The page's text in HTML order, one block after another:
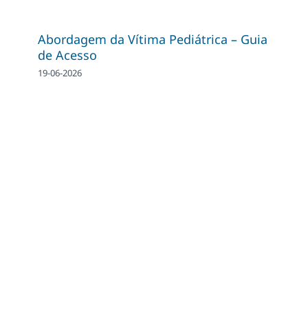
Abordagem da Vítima Pediátrica – Guia
de Acesso
19-06-2026